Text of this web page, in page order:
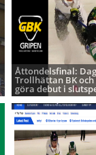
Åttondelsfinal:
Trollhättan BK och
göra debut i